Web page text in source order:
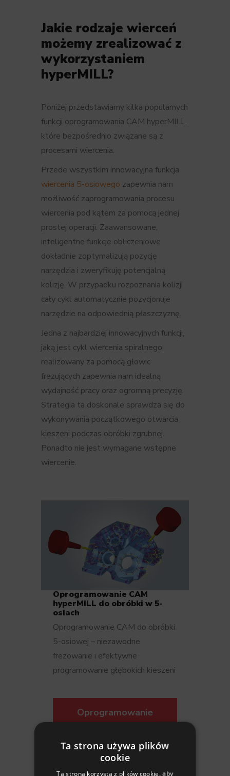
Jakie rodzaje wierceń
możemy zrealizować z
wykorzystaniem
hyperMILL?
Poniżej przedstawiamy kilka popularnych
funkcji oprogramowania CAM hyperMILL,
które bezpośrednio związane są z
procesami wiercenia.
Przede wszystkim innowacyjna funkcja
wiercenia 5-osiowego zapewnia nam
możliwość zaprogramowania procesu
wiercenia pod kątem za pomocą jednej
prostej operacji. Zaawansowane,
inteligentne funkcje obliczeniowe
dokładnie zoptymalizują pozycję
narzędzia i zweryfikuję potencjalną
kolizję. W przypadku rozpoznania kolizji
cały cykl automatycznie pozycjonuje
narzędzie na odpowiednią płaszczyznę.
Jedna z najbardziej innowacyjnych funkcji,
jaką jest cykl wiercenia spiralnego,
realizowany za pomocą głowic
frezujących zapewnia nam idealną
wydajność pracy oraz ogromną precyzję.
Strategia ta doskonale sprawdza się do
wykonywania początkowego otwarcia
kieszeni podczas obróbki zgrubnej.
Ponadto nie jest wymagane wstępne
wiercenie.
Oprogramowanie CAM
hyperMILL do obróbki w 5-
osiach
Oprogramowanie CAM do obróbki
5-osiowej – niezawodne
frezowanie i efektywne
programowanie głębokich kieszeni
Oprogramowanie
osiach
Ta strona używa plików
cookie
Ta strona korzysta z plików cookie, aby